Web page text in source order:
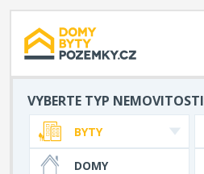
VYBERTE TYP NEMOVITOSTI
BYTY
DOMY